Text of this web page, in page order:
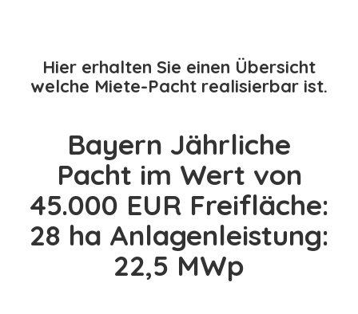
Hier erhalten Sie einen Übersicht
welche Miete-Pacht realisierbar ist.
Bayern Jährliche
Pacht im Wert von
45.000 EUR Freifläche:
28 ha Anlagenleistung:
22,5 MWp
Sie möchten Ihr
persönliches Miet-
Pachtangebot
erhalten?
Energie-Projekt veröffentlichen